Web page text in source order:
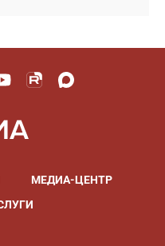
МЕДИА-ЦЕНТР